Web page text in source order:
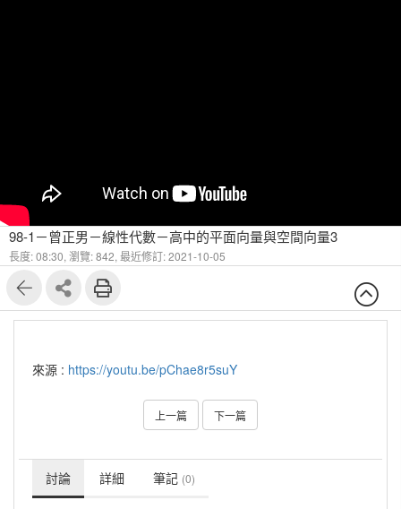
98-1－曾正男－線性代數－高中的平面向量與空間向量3
長度: 08:30, 瀏覽: 842, 最近修訂: 2021-10-05
來源 : https://youtu.be/pChae8r5suY
上一篇 下一篇
討論 詳細 筆記 (0)